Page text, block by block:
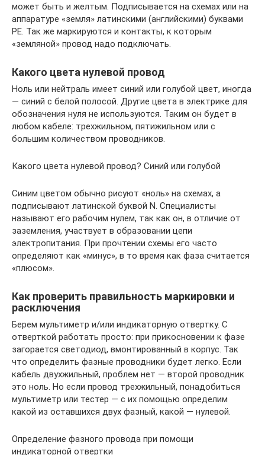
может быть и желтым. Подписывается на схемах или на
аппаратуре «земля» латинскими (английскими) буквами
PE. Так же маркируются и контакты, к которым
«земляной» провод надо подключать.
Какого цвета нулевой провод
Ноль или нейтраль имеет синий или голубой цвет, иногда
— синий с белой полосой. Другие цвета в электрике для
обозначения нуля не используются. Таким он будет в
любом кабеле: трехжильном, пятижильном или с
большим количеством проводников.
Какого цвета нулевой провод? Синий или голубой
Синим цветом обычно рисуют «ноль» на схемах, а
подписывают латинской буквой N. Специалисты
называют его рабочим нулем, так как он, в отличие от
заземления, участвует в образовании цепи
электропитания. При прочтении схемы его часто
определяют как «минус», в то время как фаза считается
«плюсом».
Как проверить правильность маркировки и
расключения
Берем мультиметр и/или индикаторную отвертку. С
отверткой работать просто: при прикосновении к фазе
загорается светодиод, вмонтированный в корпус. Так
что определить фазные проводники будет легко. Если
кабель двухжильный, проблем нет — второй проводник
это ноль. Но если провод трехжильный, понадобиться
мультиметр или тестер — с их помощью определим
какой из оставшихся двух фазный, какой — нулевой.
Определение фазного провода при помощи
индикаторной отвертки